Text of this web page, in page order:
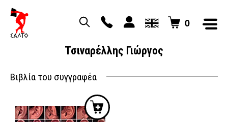
0
Τσιναρέλλης Γιώργος
Βιβλία του συγγραφέα